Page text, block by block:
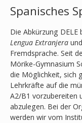
Spanisches
Die Abkürzung DELE
Lengua Extranjera
Fremdsprache. Seit
Mörike-Gymnasium
die Möglichkeit, sich
Lehrkräfte auf die
A2/B1 vorzubereiten
abzulegen. Bei der
werden wir vom